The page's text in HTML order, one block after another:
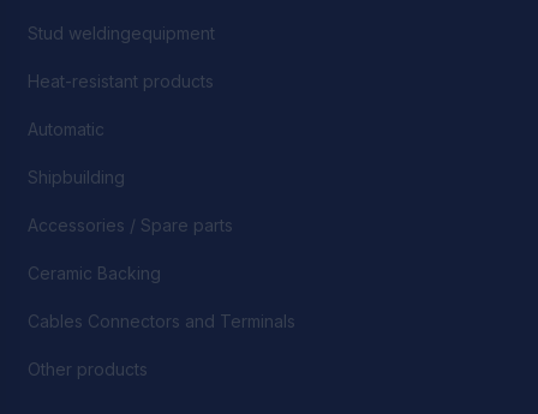
Stud weldingequipment
Heat-resistant products
Automatic
Shipbuilding
Accessories / Spare parts
Ceramic Backing
Cables Connectors and Terminals
Other products